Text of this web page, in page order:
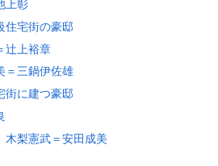
上彰
住宅街の豪邸
辻上裕章
＝三鍋伊佐雄
街に建つ豪邸
木梨憲武＝安田成美